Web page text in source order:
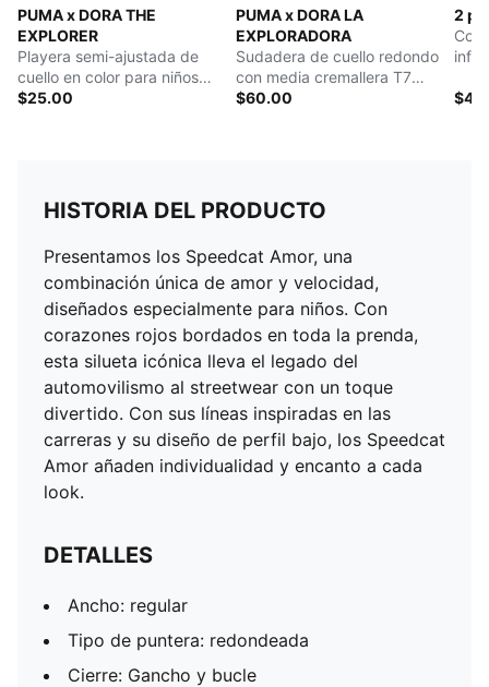
PUMA x DORA THE
EXPLORER
Playera semi-ajustada de
cuello en color para niños
pequeños
$25.00
PUMA x DORA LA
EXPLORADORA
Sudadera de cuello redondo
con media cremallera T7
holgada para niños
$60.00
2
HISTORIA DEL PRODUCTO
Presentamos los Speedcat Amor, una
combinación única de amor y velocidad,
diseñados especialmente para niños. Con
corazones rojos bordados en toda la prenda,
esta silueta icónica lleva el legado del
automovilismo al streetwear con un toque
divertido. Con sus líneas inspiradas en las
carreras y su diseño de perfil bajo, los Speedcat
Amor añaden individualidad y encanto a cada
look.
DETALLES
Ancho: regular
Tipo de puntera: redondeada
Cierre: Gancho y bucle